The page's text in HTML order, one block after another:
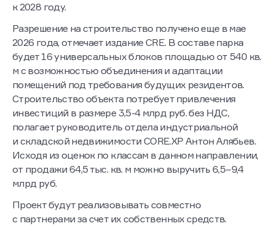
к 2028 году.
Разрешение на строительство получено еще в мае
2026 года, отмечает издание CRE. В составе парка
будет 16 универсальных блоков площадью от 540 кв.
м с возможностью объединения и адаптации
помещений под требования будущих резидентов.
Строительство объекта потребует привлечения
инвестиций в размере 3,5-4 млрд руб. без НДС,
полагает руководитель отдела индустриальной
и складской недвижимости CORE.XP Антон Алябьев.
Исходя из оценок по классам в данном направлении,
от продажи 64,5 тыс. кв. м можно выручить 6,5–9,4
млрд руб.
Проект будут реализовывать совместно
с партнерами за счет их собственных средств.